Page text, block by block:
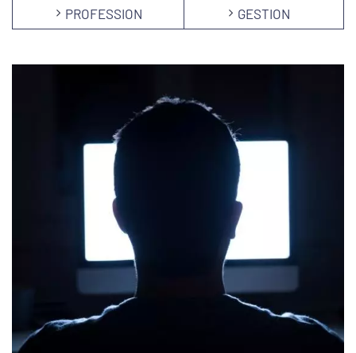
PROFESSION GESTION